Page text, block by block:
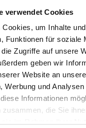
verwendet Cookies
um Inhalte
Funktionen für soziale
Zugriffe auf unsere
geben wir
Website an
Werbung und
Informationen
zusammen, die Sie
Number of
national
group (only
for
applicants
in
Germany):
19
about the